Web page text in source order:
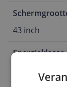
43 inch
Energieklasse